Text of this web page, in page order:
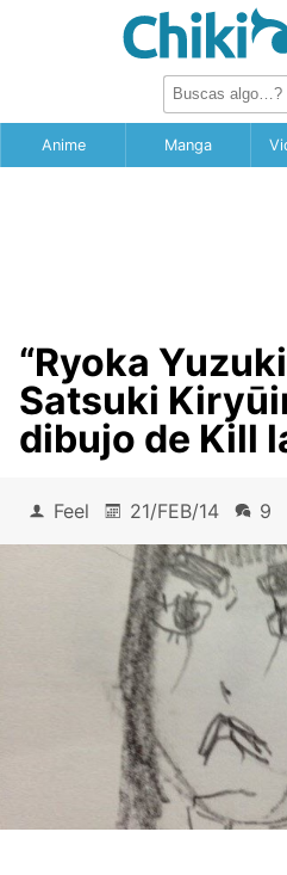
Anime Manga
“Ryoka
Satsuki
dibujo de Kill
Feel 21/FEB/14 9